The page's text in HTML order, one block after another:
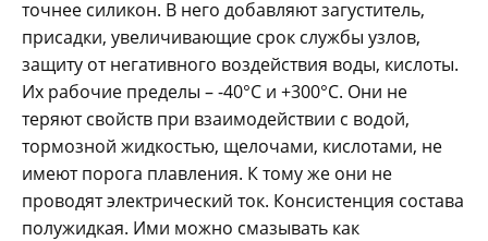
точнее силикон. В него добавляют загуститель,
присадки, увеличивающие срок службы узлов,
защиту от негативного воздействия воды, кислоты.
Их рабочие пределы – -40°C и +300°C. Они не
теряют свойств при взаимодействии с водой,
тормозной жидкостью, щелочами, кислотами, не
имеют порога плавления. К тому же они не
проводят электрический ток. Консистенция состава
полужидкая. Ими можно смазывать как